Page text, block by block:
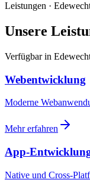
Leistungen ·
Unsere
Verfügbar in
Webentwicklung
Moderne
Mehr erfahren
App-
Native und Cross-